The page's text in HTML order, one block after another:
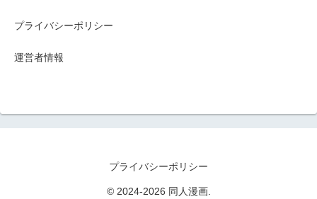
プライバシーポリシー
運営者情報
プライバシーポリシー
© 2024-2026 同人漫画.